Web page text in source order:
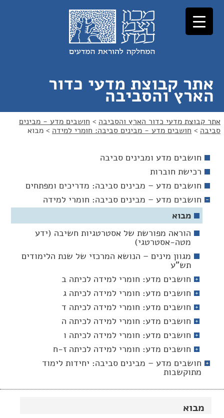
לתוכן
לניווט
אתר קבוצת מדעי כדור
הארץ והסביבה
אתר קבוצת מדעי כדור הארץ והסביבה > חושבים מדע - מבינים
סביבה > חושבים מדע - מבינים סביבה: חומרי למידה > מבוא
מבוא
חושבים מדע ומבינים סביבה
רכישת חוברות
חושבים מדע – מבינים סביבה: מדריכים ומפתחים
חושבים מדע – מבינים סביבה: חומרי למידה
מבוא
הוראה מפורשת של אסטרטגיות חשיבה (ידע
מטה-אסטרטגי)
מגוון מינים – הנושא המרכזי של שנת הלימודים
תש"ע
חושבים מדע: חומרי למידה לכיתה ב
חושבים מדע: חומרי למידה לכיתה ג
חושבים מדע: חומרי למידה לכיתה ד
חושבים מדע: חומרי למידה לכיתה ה
חושבים מדע: חומרי למידה לכיתה ו
חושבים מדע: חומרי למידה לכיתה ז-ח
חושבים מדע – מבינים סביבה: יחידות לימוד
מתוקשבות